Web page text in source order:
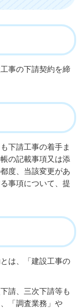
事の下請契約を締
下請工事の着手ま
の記載事項又は添
度、当該変更があ
事項について、提
は、「建設工事の
請、三次下請等も
「調査業務」や